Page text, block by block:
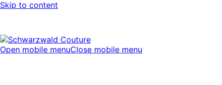
Skip to content
Open mobile menuClose mobile menu